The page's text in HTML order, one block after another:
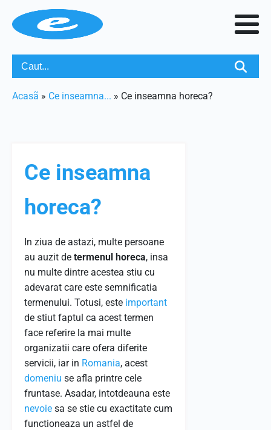
Acasã » Ce inseamna... » Ce inseamna horeca?
Ce inseamna
horeca?
In ziua de astazi, multe persoane
au auzit de termenul horeca, insa
nu multe dintre acestea stiu cu
adevarat care este semnificatia
termenului. Totusi, este important
de stiut faptul ca acest termen
face referire la mai multe
organizatii care ofera diferite
servicii, iar in Romania, acest
domeniu se afla printre cele
fruntase. Asadar, intotdeauna este
nevoie sa se stie cu exactitate cum
functioneaza un astfel de